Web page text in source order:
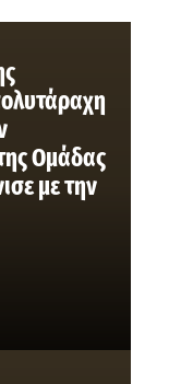
Ομάδας
με την